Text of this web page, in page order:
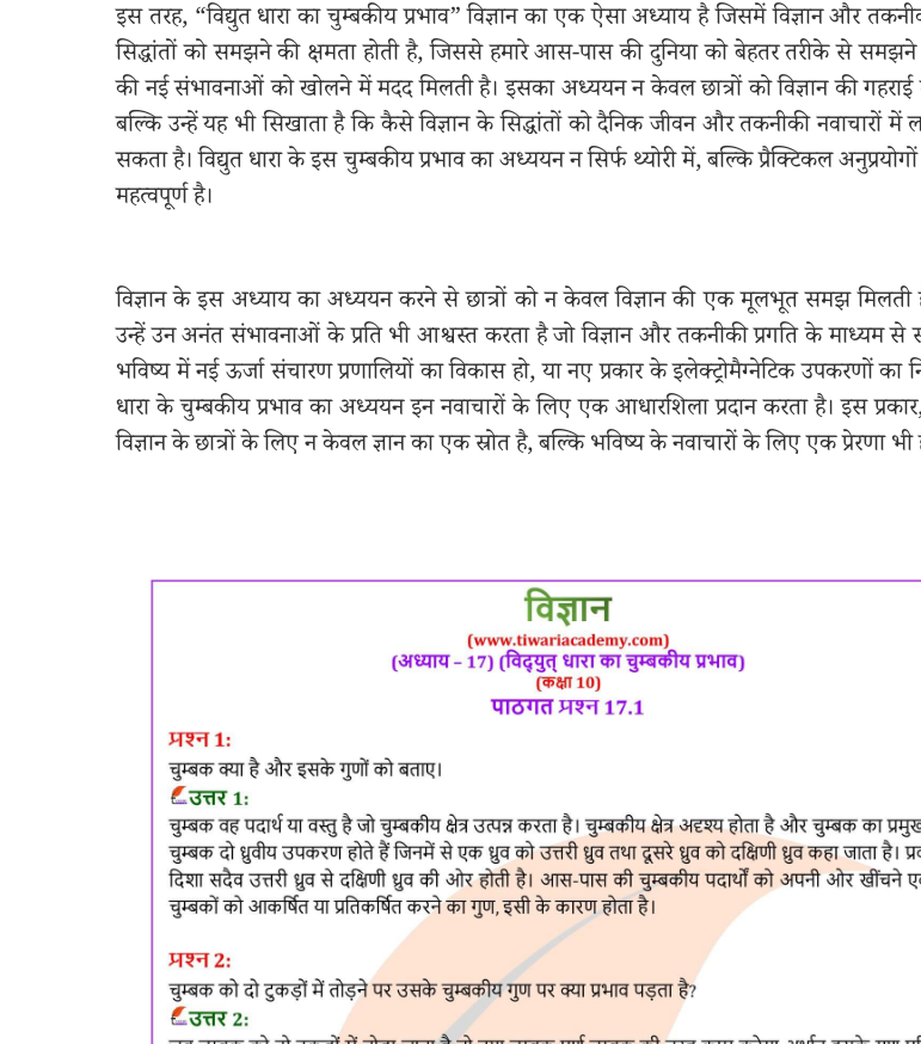
इस तरह, “विद्युत धारा का चुम्बकीय प्रभाव” विज्ञान का एक ऐसा अध्याय है जिसमें विज्ञान और
सिद्धांतों को समझने की क्षमता होती है, जिससे हमारे आस-पास की दुनिया को बेहतर तरीके से
की नई संभावनाओं को खोलने में मदद मिलती है। इसका अध्ययन न केवल छात्रों को विज्ञान की
बल्कि उन्हें यह भी सिखाता है कि कैसे विज्ञान के सिद्धांतों को दैनिक जीवन और तकनीकी नवाचारों में
सकता है। विद्युत धारा के इस चुम्बकीय प्रभाव का अध्ययन न सिर्फ थ्योरी में, बल्कि प्रैक्टिकल
महत्वपूर्ण है।
विज्ञान के इस अध्याय का अध्ययन करने से छात्रों को न केवल विज्ञान की एक मूलभूत समझ
उन्हें उन अनंत संभावनाओं के प्रति भी आश्वस्त करता है जो विज्ञान और तकनीकी प्रगति के माध्यम से
भविष्य में नई ऊर्जा संचारण प्रणालियों का विकास हो, या नए प्रकार के इलेक्ट्रोमैग्नेटिक उपकरणों का
धारा के चुम्बकीय प्रभाव का अध्ययन इन नवाचारों के लिए एक आधारशिला प्रदान करता है। इस
विज्ञान के छात्रों के लिए न केवल ज्ञान का एक स्रोत है, बल्कि भविष्य के नवाचारों के लिए एक प्रेरणा भी